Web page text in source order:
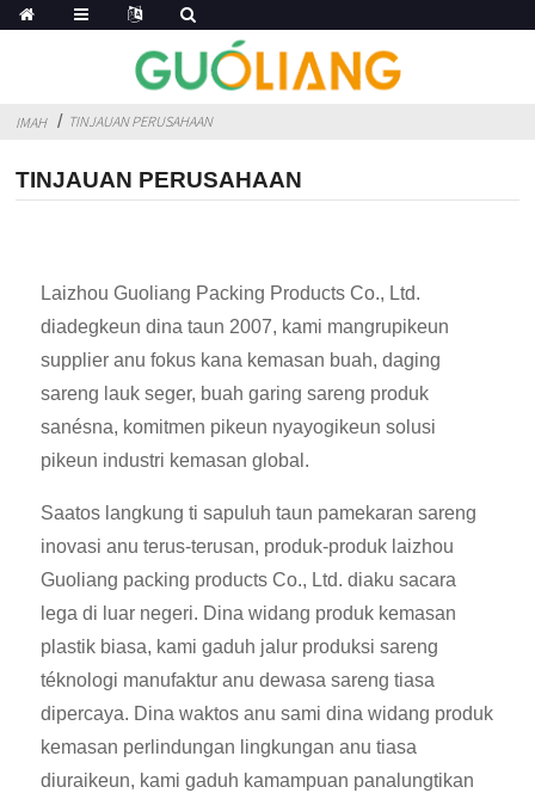
IMAH TINJAUAN PERUSAHAAN
TINJAUAN PERUSAHAAN
Laizhou Guoliang Packing Products Co., Ltd.
diadegkeun dina taun 2007, kami mangrupikeun
supplier anu fokus kana kemasan buah, daging
sareng lauk seger, buah garing sareng produk
sanésna, komitmen pikeun nyayogikeun solusi
pikeun industri kemasan global.
Saatos langkung ti sapuluh taun pamekaran sareng
inovasi anu terus-terusan, produk-produk laizhou
Guoliang packing products Co., Ltd. diaku sacara
lega di luar negeri. Dina widang produk kemasan
plastik biasa, kami gaduh jalur produksi sareng
téknologi manufaktur anu dewasa sareng tiasa
dipercaya. Dina waktos anu sami dina widang produk
kemasan perlindungan lingkungan anu tiasa
diuraikeun, kami gaduh kamampuan panalungtikan